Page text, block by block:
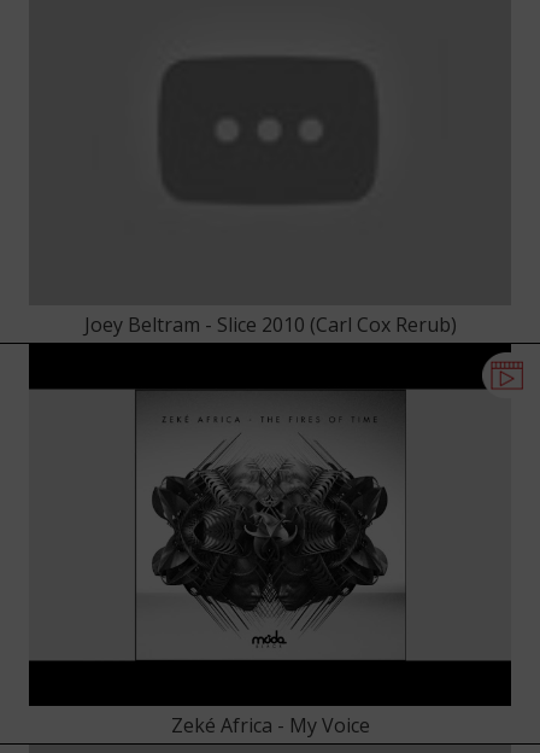
Joey Beltram - Slice 2010 (Carl Cox Rerub)
Zeké Africa - My Voice